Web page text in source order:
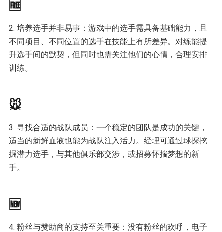
🆓
2. 培养选手并非易事：游戏中的选手需具备基础能力，且
不同项目、不同位置的选手在技能上有所差异。对练能提
升选手间的默契，但同时也需关注他们的心情，合理安排
训练。
🐭
3. 寻找合适的战队成员：一个稳定的团队是成功的关键，
适当的新鲜血液也能为战队注入活力。经理可通过球探挖
掘潜力选手，与其他俱乐部交涉，或招募怀揣梦想的新
手。
🆕
4. 粉丝与赞助商的支持至关重要：没有粉丝的欢呼，电子